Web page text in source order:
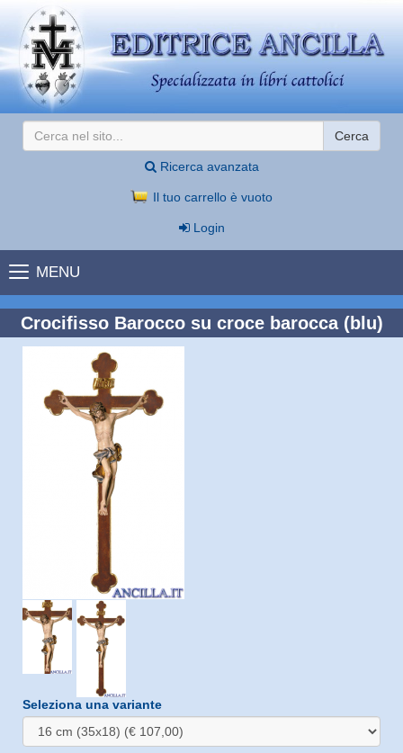
Cerca
Ricerca avanzata
Il tuo carrello è vuoto
Login
MENU
Crocifisso Barocco su croce barocca (blu)
Seleziona una variante